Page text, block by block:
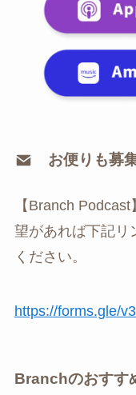
お便りも募
【Branch
望があれば下記リ
ください。
⁠https://forms.gle/
Branchのおすす